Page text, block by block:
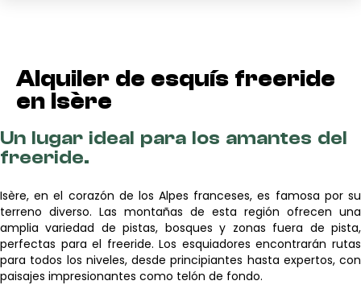
Alquiler de esquís freeride
en Isère
Un lugar ideal para los amantes del
freeride.
Isère, en el corazón de los Alpes franceses, es famosa por su
terreno diverso. Las montañas de esta región ofrecen una
amplia variedad de pistas, bosques y zonas fuera de pista,
perfectas para el freeride. Los esquiadores encontrarán rutas
para todos los niveles, desde principiantes hasta expertos, con
paisajes impresionantes como telón de fondo.